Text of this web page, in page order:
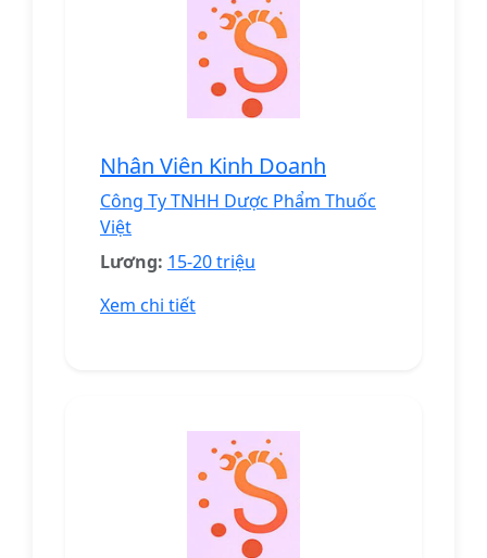
Nhân Viên Kinh Doanh
Công Ty TNHH Dược Phẩm Thuốc
Việt
Lương: 15-20 triệu
Xem chi tiết